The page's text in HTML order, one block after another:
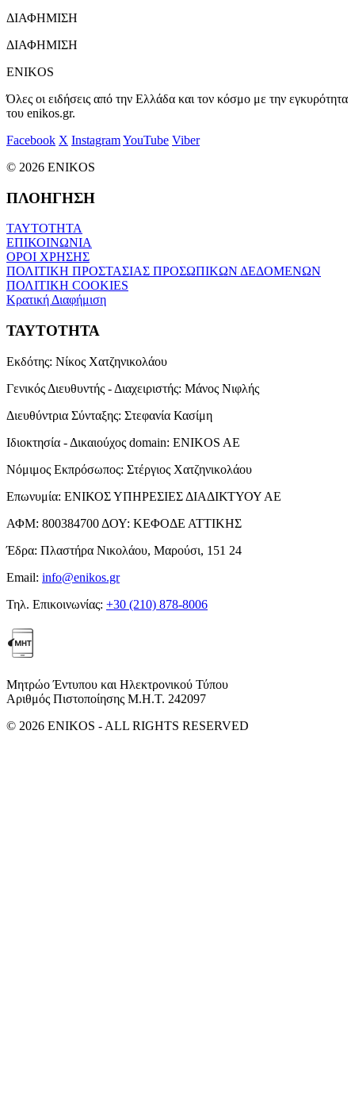
ΔΙΑΦΗΜΙΣΗ
ΔΙΑΦΗΜΙΣΗ
ENIKOS
Όλες οι ειδήσεις από την Ελλάδα και τον κόσμο με την εγκυρότητα
του enikos.gr.
Facebook X InstagramYouTube Viber
© 2026 ENIKOS
ΠΛΟΗΓΗΣΗ
ΤΑΥΤΟΤΗΤΑ
ΕΠΙΚΟΙΝΩΝΙΑ
ΟΡΟΙ ΧΡΗΣΗΣ
ΠΟΛΙΤΙΚΗ ΠΡΟΣΤΑΣΙΑΣ ΠΡΟΣΩΠΙΚΩΝ ΔΕΔΟΜΕΝΩΝ
ΠΟΛΙΤΙΚΗ COOKIES
Κρατική Διαφήμιση
ΤΑΥΤΟΤΗΤΑ
Εκδότης: Νίκος Χατζηνικολάου
Γενικός Διευθυντής - Διαχειριστής: Μάνος Νιφλής
Διευθύντρια Σύνταξης: Στεφανία Κασίμη
Ιδιοκτησία - Δικαιούχος domain: ENIKOS AE
Νόμιμος Εκπρόσωπος: Στέργιος Χατζηνικολάου
Επωνυμία: ΕΝΙΚΟΣ ΥΠΗΡΕΣΙΕΣ ΔΙΑΔΙΚΤΥΟΥ ΑΕ
ΑΦΜ: 800384700 ΔΟΥ: ΚΕΦΟΔΕ ΑΤΤΙΚΗΣ
Έδρα: Πλαστήρα Νικολάου, Μαρούσι, 151 24
Email: info@enikos.gr
Τηλ. Επικοινωνίας: +30 (210) 878-8006
Μητρώο Έντυπου και Ηλεκτρονικού Τύπου
Αριθμός Πιστοποίησης Μ.Η.Τ. 242097
© 2026 ENIKOS - ALL RIGHTS RESERVED